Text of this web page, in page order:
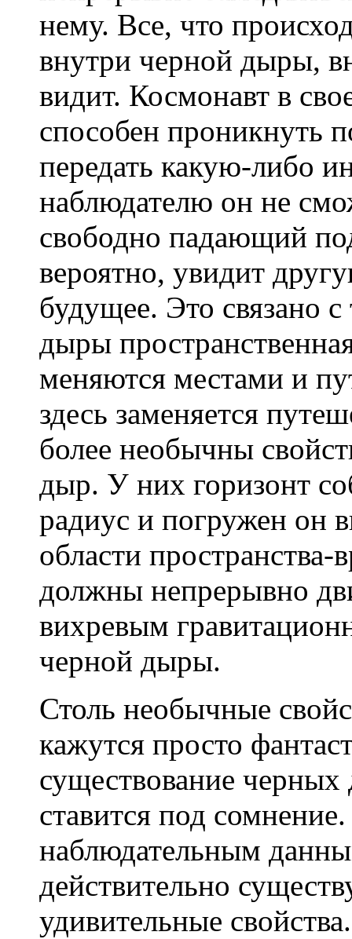
нему. Все, что
внутри черной дыры,
видит. Космонавт в
способен проникнуть
передать какую-либо
наблюдателю он не
свободно падающий
вероятно, увидит
будущее. Это связано
дыры
меняются местами и
здесь заменяется
более необычны
дыр. У них горизонт
радиус и погружен он
области пространства-
должны непрерывно
вихревым
черной дыры.
Столь необычные
кажутся просто
существование
ставится под
наблюдательным
действительно
удивительные свойства.